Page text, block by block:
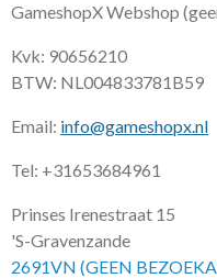
GameshopX Webshop
Kvk: 90656210
BTW: NL004833781B59
Email: info@gameshopx.nl
Tel: +31653684961
Prinses Irenestraat 15
'S-Gravenzande
2691VN (GEEN